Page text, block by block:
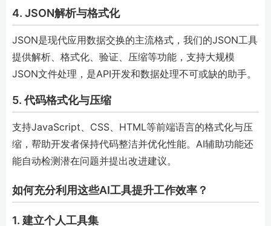
4. JSON解析与格式化
JSON是现代应用数据交换的主流格式，我们的JSON工具
提供解析、格式化、验证、压缩等功能，支持大规模
JSON文件处理，是API开发和数据处理不可或缺的助手。
5. 代码格式化与压缩
支持JavaScript、CSS、HTML等前端语言的格式化与压
缩，帮助开发者保持代码整洁并优化性能。AI辅助功能还
能自动检测潜在问题并提出改进建议。
如何充分利用这些AI工具提升工作效率？
1. 建立个人工具集